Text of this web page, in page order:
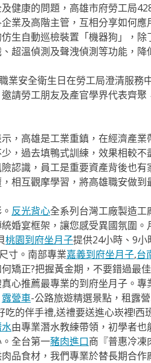
健康的問題，高雄市府勞工局
業及高階主管，互相分享如何
生自動巡檢裝置「機器狗」，
超溫偵測及聲洩偵測等功能，
業安全衛生日在勞工局澄清服務
請勞工朋友及產官學界代表齊
，高雄是工業重鎮，在經濟產
，過去填鴨式訓練，效果相較
認識，員工是重要資產背後也
相互觀摩學習，將高雄職安做到
反光背心全系列台灣工廠製造
婚宴框架，讓您感受異國氛圍。
桃園到府坐月子提供24小時、9
寸。南部專業嘉義到府坐月子,台
矯正?把握黃金期，不要錯過最
心推薦最專業的到府坐月子。專
露營車-公路旅遊精選景點，租露
的伴手禮,送禮要送進心崁裡!西
由專業潛水教練帶領，初學者
全台第一豬肉進口商『普惠冷凍
品食材，我們專業於替長期合作